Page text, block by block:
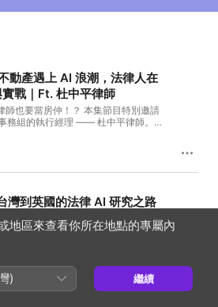
動產遇上 AI 浪潮，法律人在
戰｜Ft. 杜中平律師
師也要當房仲！？ 本集節目特別邀請
務組的執行經理 —— 杜中平律師。杜
轉戰至信義房屋法制核心的職涯歷
法律的真實樣貌，更將解密信義房屋
Super Agent 及 Copilot 等科技實踐
🗣️ 本集聊聊內容： 💬 杜律師怎麼從
路？ 💬 那段軟體業經歷對他後來工作
動產律師的日常工作究竟長什麼樣子？
屋法制團隊的業務範疇與實際業務負
些有趣的發展與議題？ 💬 法規變動
房、Super Agent、Copilot 全面導入
轉型？運用了哪些科技工具與新做
入，法律人會如何思考與評估？ 💬
灣到英國的法律 AI 研究之路
與 Legal AI Benchmark
Chi
連線的法律 AI 研究員來了 ✨ 本集我
工智慧研究員的特別來賓——Serene
法律、環境、醫學與人工智慧，我們
涯道路，並從第一線視角分享國際法
地區來查看你所在地點的專屬內
) 繼續